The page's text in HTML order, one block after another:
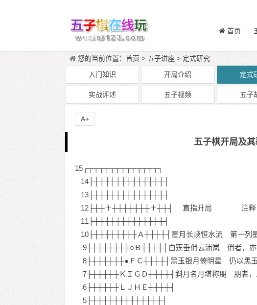
首页
您的当前位置： 首页 > 五子讲座 > 定式研究
入门知识 开局介绍 定式
实战评述 五子视频 五子
五子棋开局及
15┌┬┬┬┬┬┬┬┬┬┬┬┬┬┐
14├┼┼┼┼┼┼┼┼┼┼┼┼┼┤
13├┼┼┼┼┼┼┼┼┼┼┼┼┼┤
12├┼┼＋┼┼┼┼┼┼┼＋┼┼┤ 直指开局 注释（
11├┼┼┼┼┼┼┼┼┼┼┼┼┼┤
10├┼┼┼┼┼┼┼┼Ａ┼┼┼┼┤星月长峡恒水流 第一列星
9├┼┼┼┼┼┼┼○Ｂ┼┼┼┼┤白莲垂俏云浦岚 俏者，亦
8├┼┼┼┼┼┼●ＦＣ┼┼┼┼┤黑玉银月倚明星 仍以黑玉
7├┼┼┼┼┼ＫＩＧＤ┼┼┼┼┤斜月名月堪称朋 朋者，
6├┼┼┼┼┼ＬＪＨＥ┼┼┼┼┤
5├┼┼┼┼┼┼┼┼┼┼┼┼┼┤
A+